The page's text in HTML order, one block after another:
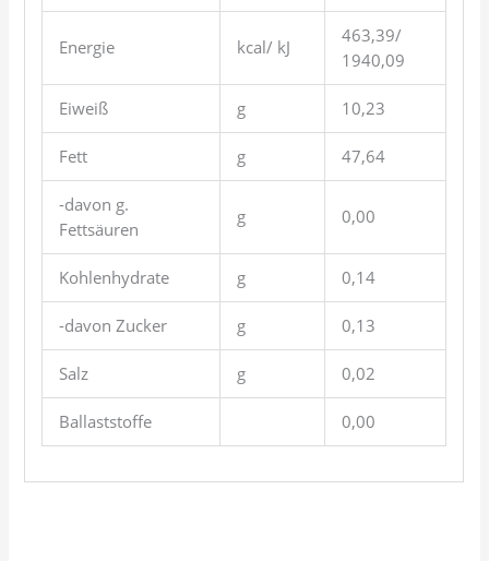
Energie kcal/ kJ
463,39/
1940,09
Eiweiß g 10,23
Fett g 47,64
-davon g.
Fettsäuren
g 0,00
Kohlenhydrate g 0,14
-davon Zucker g 0,13
Salz g 0,02
Ballaststoffe 0,00